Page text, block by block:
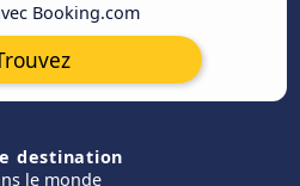
Booking.com
destination
le monde